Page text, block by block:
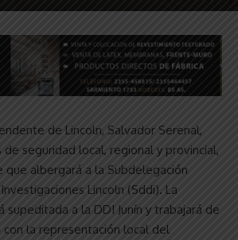
de Lincoln, Salvador Serenal,
seguridad local, regional y provincial,
que albergará a la Subdelegación
Lincoln (Sddi). La
supeditada a la DDI Junín y trabajará de
con la representación local del